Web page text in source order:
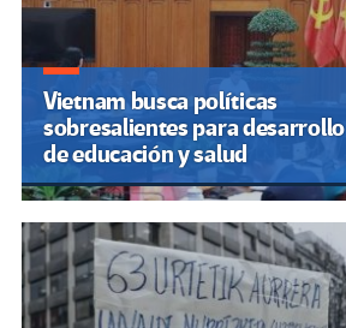
Vietnam busca políticas
sobresalientes para desarrollo
de educación y salud